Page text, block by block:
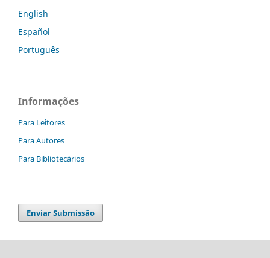
English
Español
Português
Informações
Para Leitores
Para Autores
Para Bibliotecários
Enviar Submissão